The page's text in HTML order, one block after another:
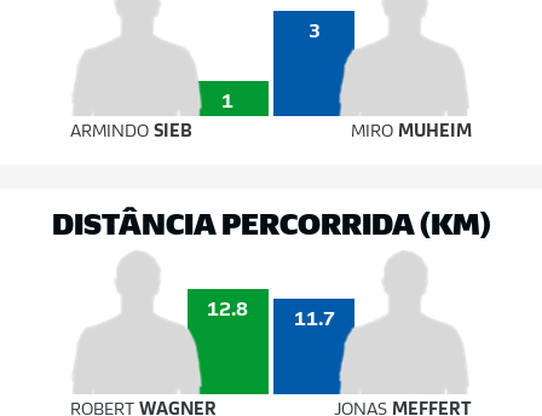
1
3
ARMINDO SIEB MIROMUHEIM
DISTÂNCIA PERCORRIDA (KM)
12.8 11.7
ROBERT WAGNER JONASMEFFERT